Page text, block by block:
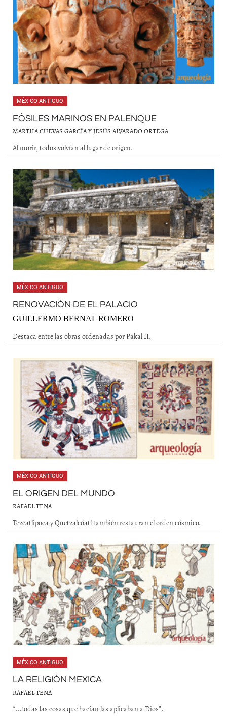
MÉXICO ANTIGUO
FÓSILES MARINOS EN PALENQUE
MARTHA CUEVAS GARCÍA Y JESÚS ALVARADO ORTEGA
Al morir, todos volvían al lugar de origen.
MÉXICO ANTIGUO
RENOVACIÓN DE EL PALACIO
GUILLERMO BERNAL ROMERO
Destaca entre las obras ordenadas por Pakal II.
MÉXICO ANTIGUO
EL ORIGEN DEL MUNDO
RAFAEL TENA
Tezcatlipoca y Quetzalcóatl también restauran el orden cósmico.
MÉXICO ANTIGUO
LA RELIGIÓN MEXICA
RAFAEL TENA
“...todas las cosas que hacían las aplicaban a Dios”.